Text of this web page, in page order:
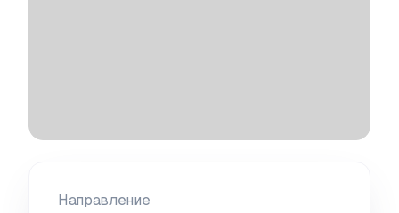
Направление